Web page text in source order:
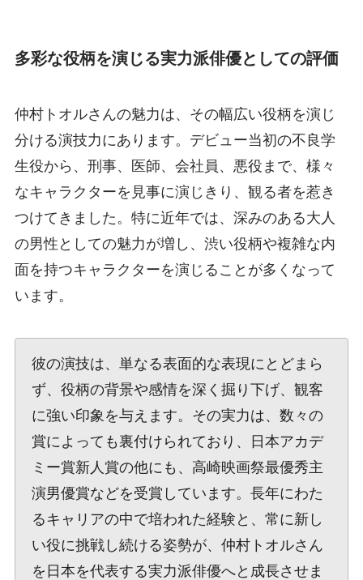
多彩な役柄を演じる実力派俳優としての評価
仲村トオルさんの魅力は、その幅広い役柄を演じ
分ける演技力にあります。デビュー当初の不良学
生役から、刑事、医師、会社員、悪役まで、様々
なキャラクターを見事に演じきり、観る者を惹き
つけてきました。特に近年では、深みのある大人
の男性としての魅力が増し、渋い役柄や複雑な内
面を持つキャラクターを演じることが多くなって
います。
彼の演技は、単なる表面的な表現にとどまら
ず、役柄の背景や感情を深く掘り下げ、観客
に強い印象を与えます。その実力は、数々の
賞によっても裏付けられており、日本アカデ
ミー賞新人賞の他にも、高崎映画祭最優秀主
演男優賞などを受賞しています。長年にわた
るキャリアの中で培われた経験と、常に新し
い役に挑戦し続ける姿勢が、仲村トオルさん
を日本を代表する実力派俳優へと成長させま